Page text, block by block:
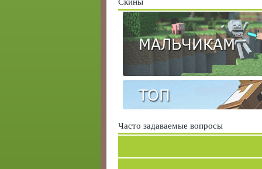
МАЛЬЧИКАМ
ТОП
Часто задаваемые вопросы